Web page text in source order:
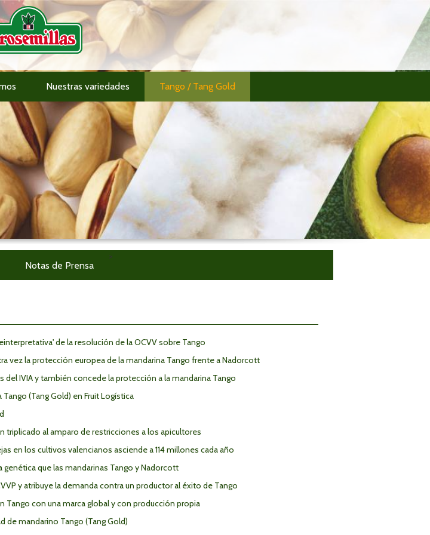
Nuestras variedades Tango / Tang Gold
al accionista
>
Notas de Prensa
de la resolución de la OCVV sobre Tango
vez la protección europea de la mandarina Tango frente a Nadorcott
IVIA y también concede la protección a la mandarina Tango
(Tang Gold) en Fruit Logística
triplicado al amparo de restricciones a los apicultores
en los cultivos valencianos asciende a 114 millones cada año
que las mandarinas Tango y Nadorcott
y atribuye la demanda contra un productor al éxito de Tango
Tango con una marca global y con producción propia
de mandarino Tango (Tang Gold)